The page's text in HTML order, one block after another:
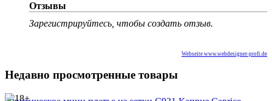
Отзывы
Зарегистрируйтесь, чтобы создать отзыв.
Webseite www.webdesigner-profi.de
Недавно просмотренные товары